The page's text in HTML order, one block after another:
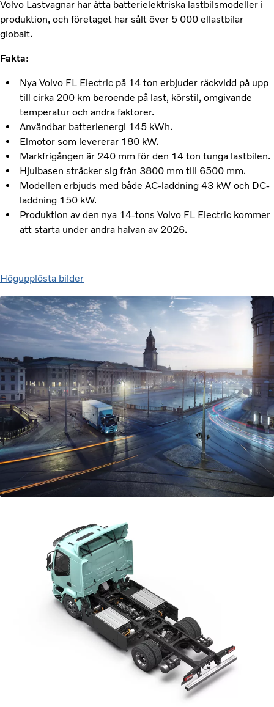
Volvo Lastvagnar har åtta batterielektriska lastbilsmodeller i
produktion, och företaget har sålt över 5 000 ellastbilar
globalt.
Fakta:
Nya Volvo FL Electric på 14 ton erbjuder räckvidd på upp
till cirka 200 km beroende på last, körstil, omgivande
temperatur och andra faktorer.
Användbar batterienergi 145 kWh.
Elmotor som levererar 180 kW.
Markfrigången är 240 mm för den 14 ton tunga lastbilen.
Hjulbasen sträcker sig från 3800 mm till 6500 mm.
Modellen erbjuds med både AC-laddning 43 kW och DC-
laddning 150 kW.
Produktion av den nya 14-tons Volvo FL Electric kommer
att starta under andra halvan av 2026.
Högupplösta bilder